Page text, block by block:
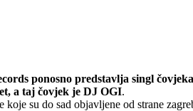
ponosno predstavlja singl
a taj čovjek je DJ OGI.
su do sad objavljene od strane